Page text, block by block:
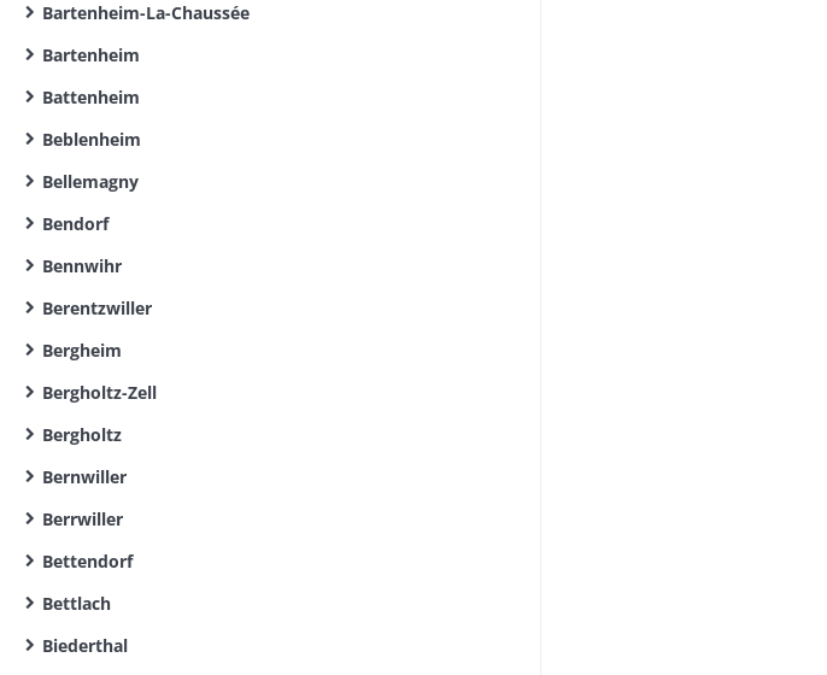
Bartenheim-La-Chaussée
Bartenheim
Battenheim
Beblenheim
Bellemagny
Bendorf
Bennwihr
Berentzwiller
Bergheim
Bergholtz-Zell
Bergholtz
Bernwiller
Berrwiller
Bettendorf
Bettlach
Biederthal